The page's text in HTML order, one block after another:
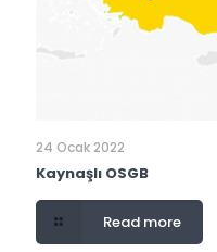
24 Ocak 2022
Kaynaşlı OSGB
Read more